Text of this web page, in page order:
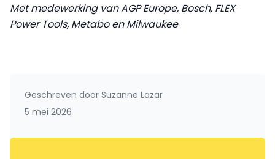
Met medewerking van AGP Europe, Bosch, FLEX
Power Tools, Metabo en Milwaukee
Geschreven door Suzanne Lazar
5 mei 2026